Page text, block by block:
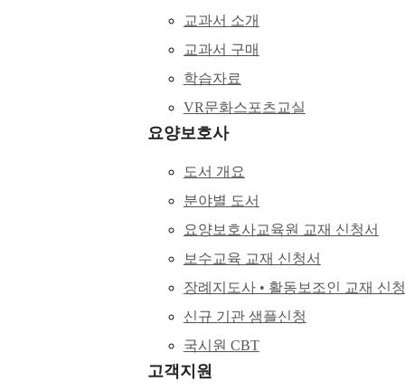
교과서 소개
교과서 구매
학습자료
VR문화스포츠교실
요양보호사
도서 개요
분야별 도서
요양보호사교육원 교재 신청서
보수교육 교재 신청서
장례지도사 • 활동보조인 교재 신
신규 기관 샘플신청
국시원 CBT
고객지원